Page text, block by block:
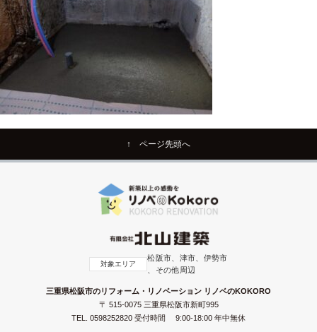
↑ ページ先頭へ
対象エリア
松阪市、津市、伊勢市
、その他周辺
三重県松阪市のリフォーム・リノベーション リノベのKOKORO
〒 515-0075 三重県松阪市新町995
TEL. 0598252820 受付時間 9:00-18:00 年中無休